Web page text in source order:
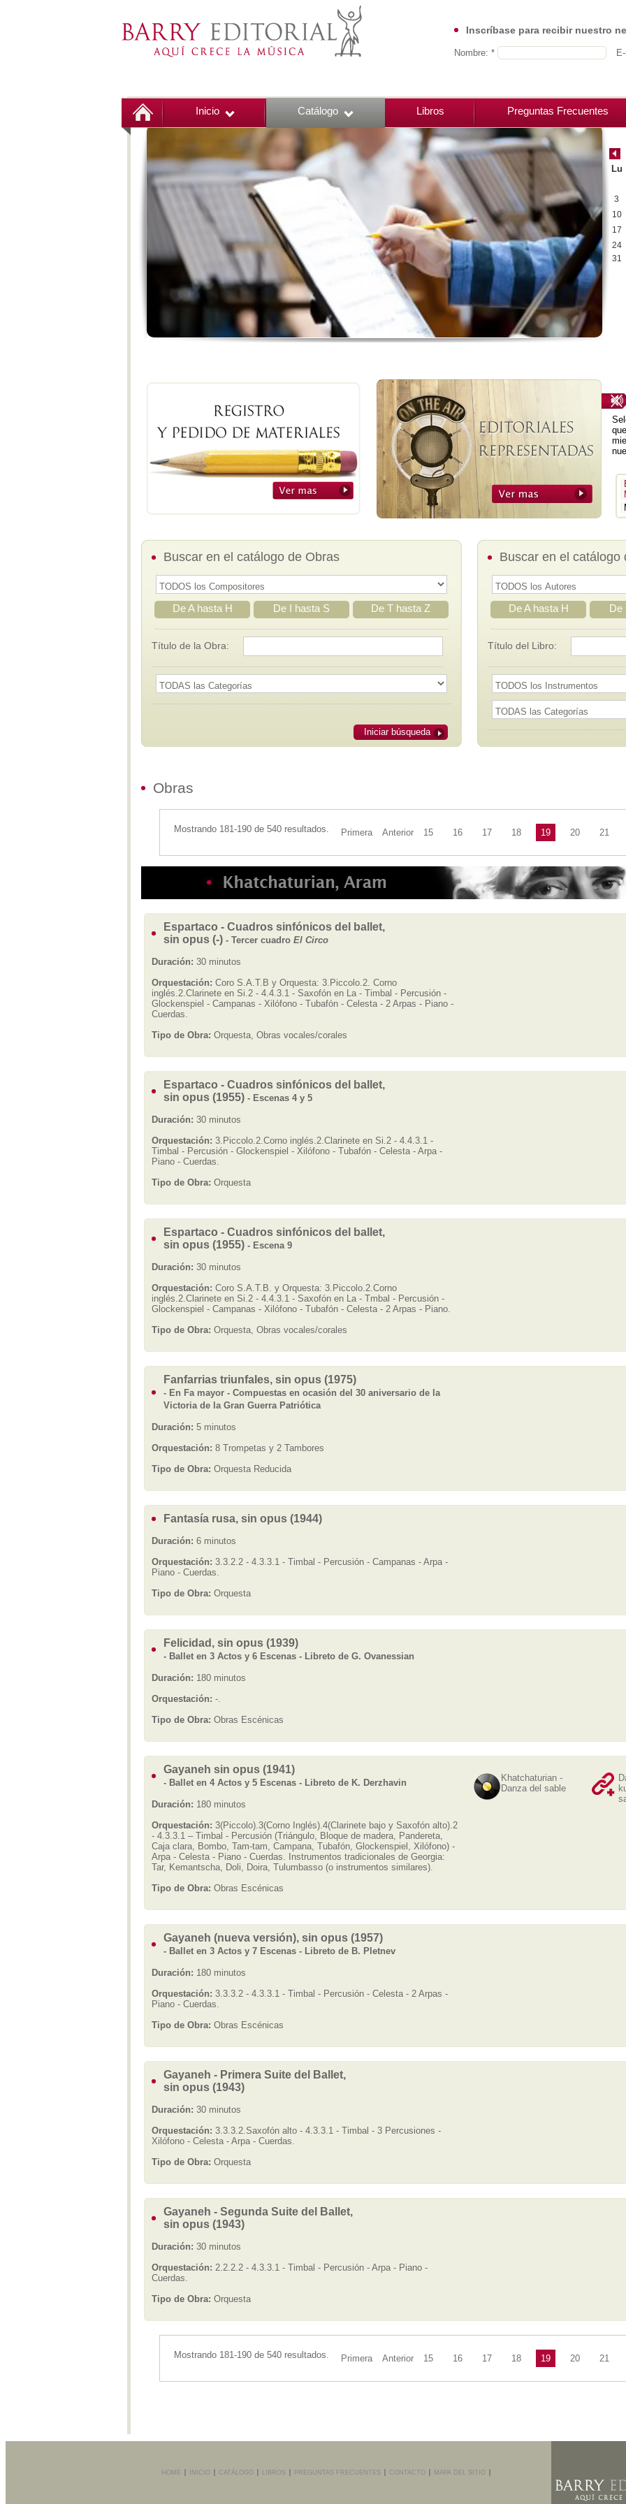
Inscríbase para recibir nuestro
Nombre: *
Inicio Catálogo Libros Preguntas Frecuentes
Lu
3
10
17
24
31
Buscar en el catálogo de Obras
De A hasta H De I hasta S De T hasta Z
Título de la Obra:
Iniciar búsqueda
Buscar en el catálogo
De A hasta H De
Título del Libro:
Obras
Mostrando 181-190 de 540 resultados. Primera Anterior 15 16 17 18 19 20 21
Espartaco - Cuadros sinfónicos del ballet,
sin opus (-) - Tercer cuadro El Circo
Duración: 30 minutos
Orquestación: Coro S.A.T.B y Orquesta: 3.Piccolo.2. Corno
inglés.2.Clarinete en Si.2 - 4.4.3.1 - Saxofón en La - Timbal - Percusión -
Glockenspiel - Campanas - Xilófono - Tubafón - Celesta - 2 Arpas - Piano -
Cuerdas.
Tipo de Obra: Orquesta, Obras vocales/corales
Espartaco - Cuadros sinfónicos del ballet,
sin opus (1955) - Escenas 4 y 5
Duración: 30 minutos
Orquestación: 3.Piccolo.2.Corno inglés.2.Clarinete en Si.2 - 4.4.3.1 -
Timbal - Percusión - Glockenspiel - Xilófono - Tubafón - Celesta - Arpa -
Piano - Cuerdas.
Tipo de Obra: Orquesta
Espartaco - Cuadros sinfónicos del ballet,
sin opus (1955) - Escena 9
Duración: 30 minutos
Orquestación: Coro S.A.T.B. y Orquesta: 3.Piccolo.2.Corno
inglés.2.Clarinete en Si.2 - 4.4.3.1 - Saxofón en La - Tmbal - Percusión -
Glockenspiel - Campanas - Xilófono - Tubafón - Celesta - 2 Arpas - Piano.
Tipo de Obra: Orquesta, Obras vocales/corales
Fanfarrias triunfales, sin opus (1975)
- En Fa mayor - Compuestas en ocasión del 30 aniversario de la
Victoria de la Gran Guerra Patriótica
Duración: 5 minutos
Orquestación: 8 Trompetas y 2 Tambores
Tipo de Obra: Orquesta Reducida
Fantasía rusa, sin opus (1944)
Duración: 6 minutos
Orquestación: 3.3.2.2 - 4.3.3.1 - Timbal - Percusión - Campanas - Arpa -
Piano - Cuerdas.
Tipo de Obra: Orquesta
Felicidad, sin opus (1939)
- Ballet en 3 Actos y 6 Escenas - Libreto de G. Ovanessian
Duración: 180 minutos
Orquestación: -.
Tipo de Obra: Obras Escénicas
Gayaneh sin opus (1941)
- Ballet en 4 Actos y 5 Escenas - Libreto de K. Derzhavin
Duración: 180 minutos
Orquestación: 3(Piccolo).3(Corno Inglés).4(Clarinete bajo y Saxofón alto).2
- 4.3.3.1 – Timbal - Percusión (Triángulo, Bloque de madera, Pandereta,
Caja clara, Bombo, Tam-tam, Campana, Tubafón, Glockenspiel, Xilófono) -
Arpa - Celesta - Piano - Cuerdas. Instrumentos tradicionales de Georgia:
Tar, Kemantscha, Doli, Doira, Tulumbasso (o instrumentos similares).
Tipo de Obra: Obras Escénicas
Khatchaturian -
Danza del sable
Gayaneh (nueva versión), sin opus (1957)
- Ballet en 3 Actos y 7 Escenas - Libreto de B. Pletnev
Duración: 180 minutos
Orquestación: 3.3.3.2 - 4.3.3.1 - Timbal - Percusión - Celesta - 2 Arpas -
Piano - Cuerdas.
Tipo de Obra: Obras Escénicas
Gayaneh - Primera Suite del Ballet,
sin opus (1943)
Duración: 30 minutos
Orquestación: 3.3.3.2.Saxofón alto - 4.3.3.1 - Timbal - 3 Percusiones -
Xilófono - Celesta - Arpa - Cuerdas.
Tipo de Obra: Orquesta
Gayaneh - Segunda Suite del Ballet,
sin opus (1943)
Duración: 30 minutos
Orquestación: 2.2.2.2 - 4.3.3.1 - Timbal - Percusión - Arpa - Piano -
Cuerdas.
Tipo de Obra: Orquesta
Mostrando 181-190 de 540 resultados. Primera Anterior 15 16 17 18 19 20 21
HOME INICIO CATÁLOGO LIBROS PREGUNTAS FRECUENTES CONTACTO MAPA DEL SITIO